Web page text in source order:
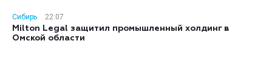
Сибирь
22:07
Milton Legal защитил промышленный холдинг в
Омской области